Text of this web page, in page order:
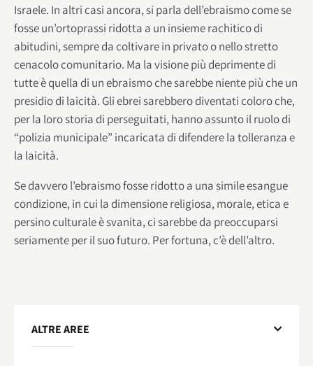
Israele. In altri casi ancora, si parla dell’ebraismo come se
fosse un’ortoprassi ridotta a un insieme rachitico di
abitudini, sempre da coltivare in privato o nello stretto
cenacolo comunitario. Ma la visione più deprimente di
tutte è quella di un ebraismo che sarebbe niente più che un
presidio di laicità. Gli ebrei sarebbero diventati coloro che,
per la loro storia di perseguitati, hanno assunto il ruolo di
“polizia municipale” incaricata di difendere la tolleranza e
la laicità.
Se davvero l’ebraismo fosse ridotto a una simile esangue
condizione, in cui la dimensione religiosa, morale, etica e
persino culturale è svanita, ci sarebbe da preoccuparsi
seriamente per il suo futuro. Per fortuna, c’è dell’altro.
ALTRE AREE